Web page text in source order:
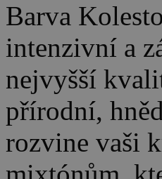
Barva
intenzivní a
nejvyšší
přírodní,
rozvine vaši